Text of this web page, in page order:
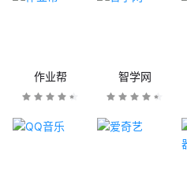
作业帮 智学网